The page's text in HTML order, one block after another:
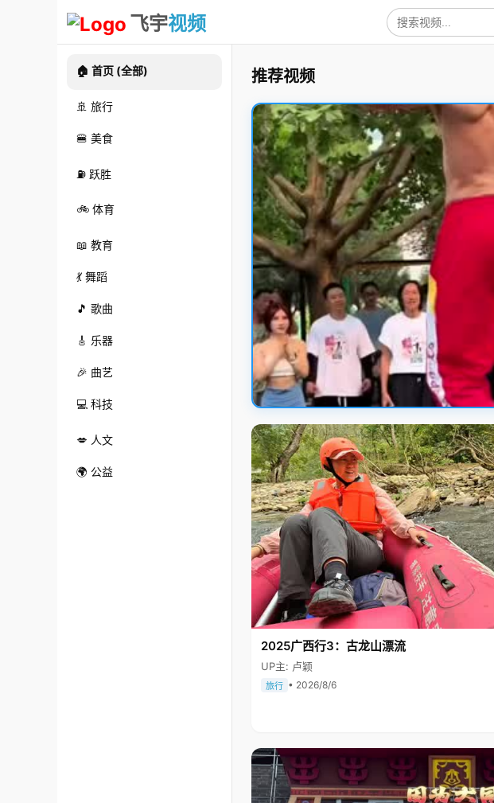
飞宇视频
🏠 首页 (全部)
🚢 旅行
🍔 美食
⛽ 跃胜
🚲 体育
📖 教育
💃 舞蹈
🎵 歌曲
🎸 乐器
🎉 曲艺
💻 科技
💋 人文
🌍 公益
推荐视频
2025广西行3：古龙山漂流
UP主: 卢颖
旅行 • 2026/8/6